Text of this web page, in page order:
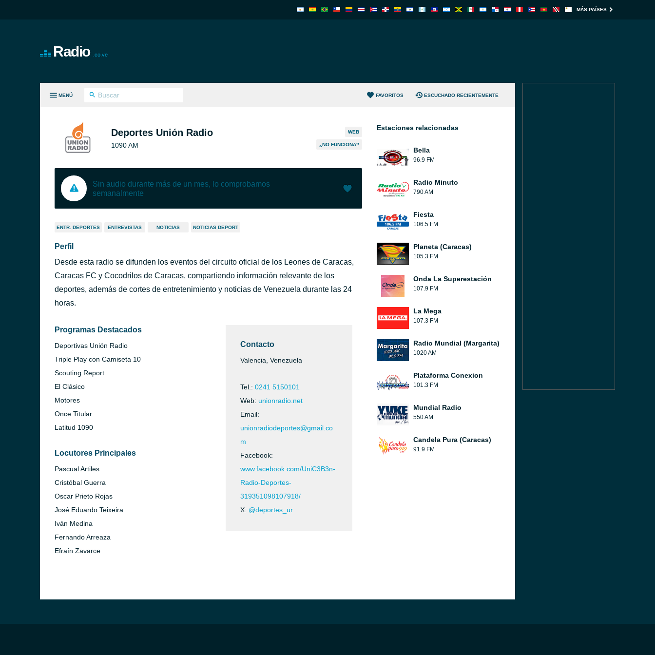
MÁS PAÍSES
Radio .co.ve
MENÚ FAVORITOS ESCUCHADO RECIENTEMENTE
Deportes Unión Radio
1090 AM
WEB
¿NO FUNCIONA?
Sin audio durante más de un mes, lo comprobamos
semanalmente
ENTR. DEPORTES ENTREVISTAS NOTICIAS NOTICIAS DEPORT
Perfil
Desde esta radio se difunden los eventos del circuito oficial de los Leones de Caracas,
Caracas FC y Cocodrilos de Caracas, compartiendo información relevante de los
deportes, además de cortes de entretenimiento y noticias de Venezuela durante las 24
horas.
Programas Destacados
Deportivas Unión Radio
Triple Play con Camiseta 10
Scouting Report
El Clásico
Motores
Once Titular
Latitud 1090
Locutores Principales
Pascual Artiles
Cristóbal Guerra
Oscar Prieto Rojas
José Eduardo Teixeira
Iván Medina
Fernando Arreaza
Efraín Zavarce
Contacto
Valencia, Venezuela
Tel.: 0241 5150101
Web: unionradio.net
Email:
unionradiodeportes@gmail.co
m
Facebook:
www.facebook.com/UniC3B3n-
Radio-Deportes-
319351098107918/
X: @deportes_ur
Estaciones relacionadas
Bella
96.9 FM
Radio Minuto
790 AM
Fiesta
106.5 FM
Planeta (Caracas)
105.3 FM
Onda La Superestación
107.9 FM
La Mega
107.3 FM
Radio Mundial (Margarita)
1020 AM
Plataforma Conexion
101.3 FM
Mundial Radio
550 AM
Candela Pura (Caracas)
91.9 FM